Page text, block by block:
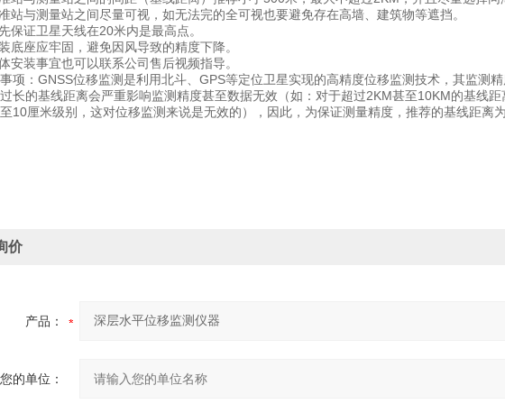
与测量站之间尽量可视，如无法完的全可视也要避免存在高墙、建筑物等遮挡。
证卫星天线在20米内是最高点。
座应牢固，避免因风导致的精度下降。
装事宜也可以联系公司售后视频指导。
：GNSS位移监测是利用北斗、GPS等定位卫星实现的高精度位移监测技术，其监测
长的基线距离会严重影响监测精度甚至数据无效（如：对于超过2KM甚至10KM的基线
10厘米级别，这对位移监测来说是无效的），因此，为保证测量精度，推荐的基线距离为
价
产品：
您的单位：